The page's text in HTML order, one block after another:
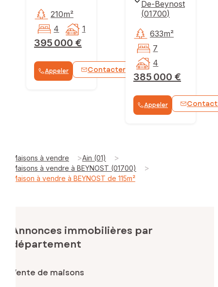
395 000 €
210m²
4
1
Appeler Contacter WhatsApp
De-Beynost
(01700)
385 000 €
633m²
7
4
Appeler
Maisons à vendre >Ain (01) >
Maisons à vendre à BEYNOST (01700) >
Maison à vendre à BEYNOST de 115m²
Annonces immobilières par
département
Vente de maisons